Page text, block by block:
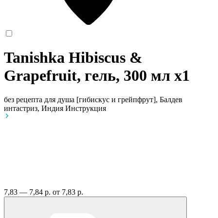
Tanishka Hibiscus &
Grapefruit, гель, 300 мл x1
без рецепта для душа [гибискус и грейпфрут], Балдев
интастриз, Индия Инструкция
7,83 — 7,84 р. от 7,83 р.